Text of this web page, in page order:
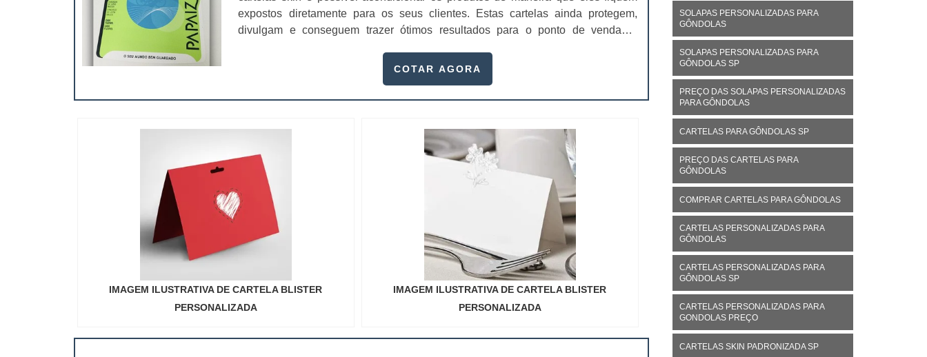
expostos diretamente para os seus clientes. Estas cartelas ainda protegem,
divulgam e conseguem trazer ótimos resultados para o ponto de vendas.A
uma reação física por calor, na qual o papel resinado da cartela e est...
COTAR AGORA
IMAGEM ILUSTRATIVA DE CARTELA BLISTER
PERSONALIZADA
IMAGEM ILUSTRATIVA DE CARTELA BLISTER
PERSONALIZADA
SOLAPAS PERSONALIZADAS PARA
GÔNDOLAS
SOLAPAS PERSONALIZADAS PARA
GÔNDOLAS SP
PREÇO DAS SOLAPAS PERSONALIZADAS
PARA GÔNDOLAS
CARTELAS PARA GÔNDOLAS SP
PREÇO DAS CARTELAS PARA
GÔNDOLAS
COMPRAR CARTELAS PARA GÔNDOLAS
CARTELAS PERSONALIZADAS PARA
GÔNDOLAS
CARTELAS PERSONALIZADAS PARA
GÔNDOLAS SP
CARTELAS PERSONALIZADAS PARA
GONDOLAS PREÇO
CARTELAS SKIN PADRONIZADA SP